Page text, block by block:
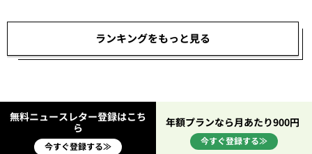
ランキングをもっと見る
無料ニュースレター登録はこち
ら
今すぐ登録する≫
年額プランなら月あたり900円
今すぐ登録する≫